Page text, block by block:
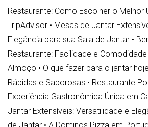
Restaurante: Como Escolher o Melhor
TripAdvisor • Mesas de Jantar
Elegância para sua Sala de Jantar •
Restaurante: Facilidade e Comodidade
Almoço • O que fazer para o jantar
Rápidas e Saborosas • Restaurante
Experiência Gastronômica Única em
Jantar Extensíveis: Versatilidade e